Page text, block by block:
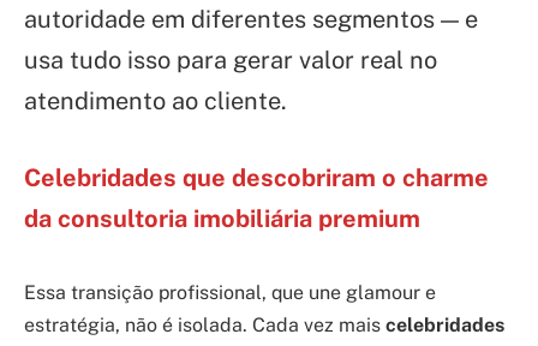
autoridade em diferentes segmentos — e
usa tudo isso para gerar valor real no
atendimento ao cliente.
Celebridades que descobriram o charme
da consultoria imobiliária premium
Essa transição profissional, que une glamour e
estratégia, não é isolada. Cada vez mais celebridades